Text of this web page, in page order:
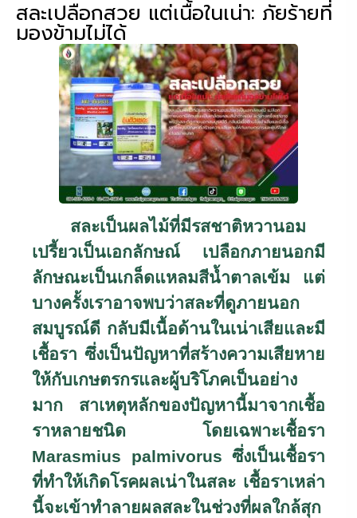
สละเปลือกสวย แต่เนื้อในเน่า: ภัยร้ายที่
มองข้ามไม่ได้
สละเป็นผลไม้ที่มีรสชาติหวานอม
เปรี้ยวเป็นเอกลักษณ์ เปลือกภายนอกมี
ลักษณะเป็นเกล็ดแหลมสีน้ำตาลเข้ม แต่
บางครั้งเราอาจพบว่าสละที่ดูภายนอก
สมบูรณ์ดี กลับมีเนื้อด้านในเน่าเสียและมี
เชื้อรา ซึ่งเป็นปัญหาที่สร้างความเสียหาย
ให้กับเกษตรกรและผู้บริโภคเป็นอย่าง
มาก สาเหตุหลักของปัญหานี้มาจากเชื้อ
ราหลายชนิด โดยเฉพาะเชื้อรา
Marasmius palmivorus ซึ่งเป็นเชื้อรา
ที่ทำให้เกิดโรคผลเน่าในสละ เชื้อราเหล่า
นี้จะเข้าทำลายผลสละในช่วงที่ผลใกล้สุก